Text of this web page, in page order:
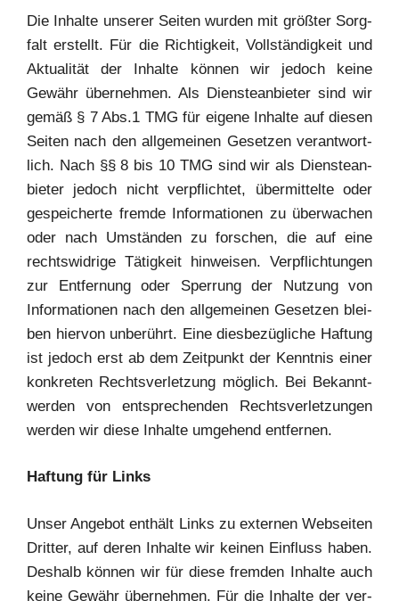
Die Inhal­te unse­rer Sei­ten wur­den mit größ­ter Sorg­
falt erstellt. Für die Rich­tig­keit, Voll­stän­dig­keit und
Aktua­li­tät der Inhal­te kön­nen wir jedoch kei­ne
Gewähr über­neh­men. Als Diens­te­an­bie­ter sind wir
gemäß § 7 Abs.1 TMG für eige­ne Inhal­te auf die­sen
Sei­ten nach den all­ge­mei­nen Geset­zen ver­ant­wort­
lich. Nach §§ 8 bis 10 TMG sind wir als Diens­te­an­
bie­ter jedoch nicht ver­pflich­tet, über­mit­tel­te oder
gespei­cher­te frem­de Infor­ma­tio­nen zu über­wa­chen
oder nach Umstän­den zu for­schen, die auf eine
rechts­wid­ri­ge Tätig­keit hin­wei­sen. Ver­pflich­tun­gen
zur Ent­fer­nung oder Sper­rung der Nut­zung von
Infor­ma­tio­nen nach den all­ge­mei­nen Geset­zen blei­
ben hier­von unbe­rührt. Eine dies­be­züg­li­che Haf­tung
ist jedoch erst ab dem Zeit­punkt der Kennt­nis einer
kon­kre­ten Rechts­ver­let­zung mög­lich. Bei Bekannt­
wer­den von ent­spre­chen­den Rechts­ver­let­zun­gen
wer­den wir die­se Inhal­te umge­hend entfernen.
Haf­tung für Links
Unser Ange­bot ent­hält Links zu exter­nen Web­sei­ten
Drit­ter, auf deren Inhal­te wir kei­nen Ein­fluss haben.
Des­halb kön­nen wir für die­se frem­den Inhal­te auch
kei­ne Gewähr über­neh­men. Für die Inhal­te der ver­